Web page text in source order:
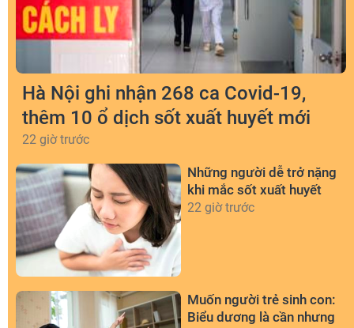
Hà Nội ghi nhận 268 ca Covid-19,
thêm 10 ổ dịch sốt xuất huyết mới
22 giờ trước
Những người dễ trở nặng
khi mắc sốt xuất huyết
22 giờ trước
Muốn người trẻ sinh con:
Biểu dương là cần nhưng